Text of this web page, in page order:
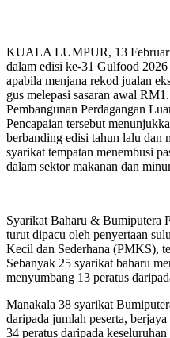
KUALA LUMPUR, 13 Februari
dalam edisi ke-31 Gulfood 2026
apabila menjana rekod jualan
gus melepasi sasaran awal
Pembangunan Perdagangan
Pencapaian tersebut
berbanding edisi tahun lalu dan
syarikat tempatan menembusi
dalam sektor makanan dan
Syarikat Baharu & Bumiputera
turut dipacu oleh penyertaan
Kecil dan Sederhana (PMKS),
Sebanyak 25 syarikat baharu
menyumbang 13 peratus
Manakala 38 syarikat
daripada jumlah peserta,
34 peratus daripada